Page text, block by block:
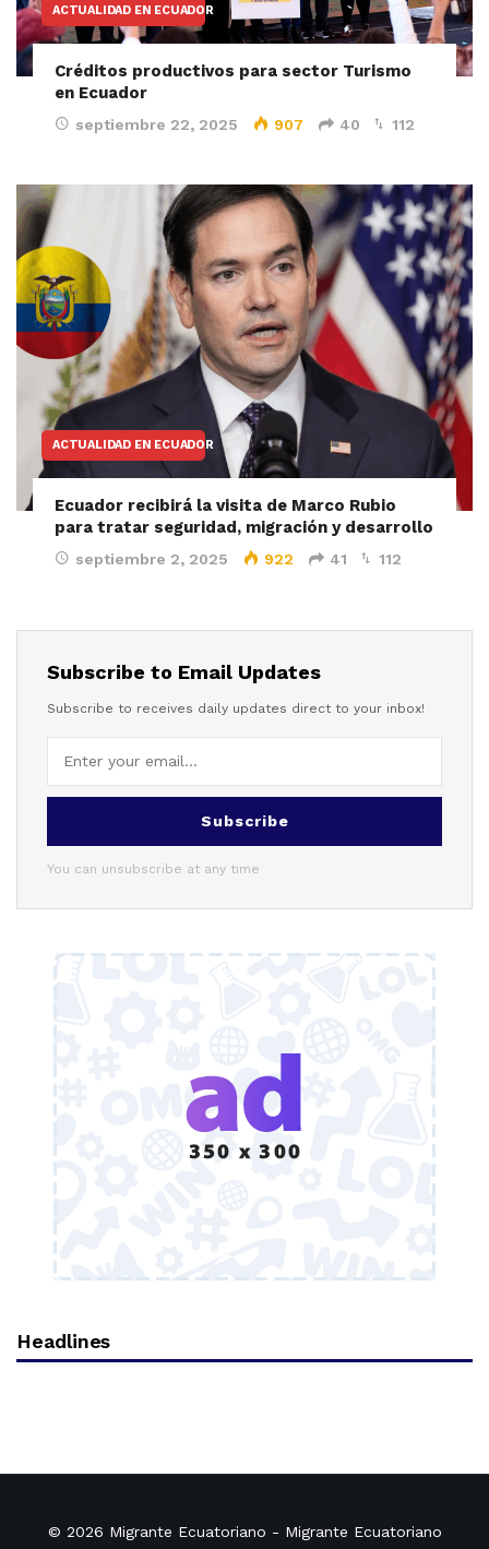
ACTUALIDAD EN ECUADOR
Créditos productivos para sector Turismo
en Ecuador
septiembre 22, 2025 907 40 112
ACTUALIDAD EN ECUADOR
Ecuador recibirá la visita de Marco Rubio
para tratar seguridad, migración y desarrollo
septiembre 2, 2025 922 41 112
Subscribe to Email Updates
Subscribe to receives daily updates direct to your inbox!
Subscribe
You can unsubscribe at any time
Headlines
© 2026 Migrante Ecuatoriano - Migrante Ecuatoriano